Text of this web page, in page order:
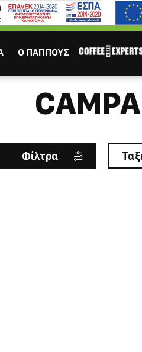
Ο ΠΑΠΠΟΥΣ
ΙΣΩΣ ΣΕ
Σοκολάτα
Φίλτρα